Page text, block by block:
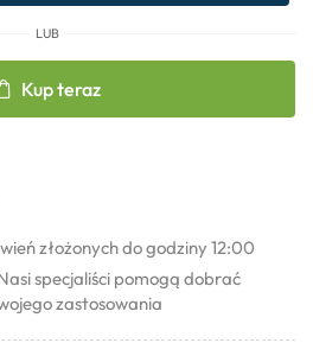
LUB
Kup teraz
złożonych do godziny 12:00
specjaliści pomogą dobrać
zastosowania